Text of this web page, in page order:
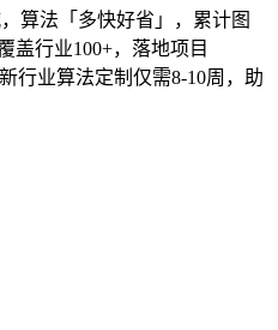
算法「多快好省」，累计图
盖行业100+，落地项目
行业算法定制仅需8-10周，助